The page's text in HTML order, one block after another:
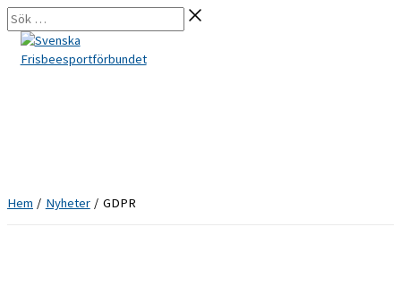
Hoppa
till
innehåll
Sök
…
Hem Nyheter GDPR